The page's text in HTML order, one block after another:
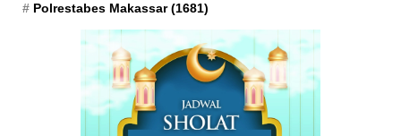
Polrestabes Makassar(1681)